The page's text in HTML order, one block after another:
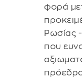
φορά
Ρωσίας
που